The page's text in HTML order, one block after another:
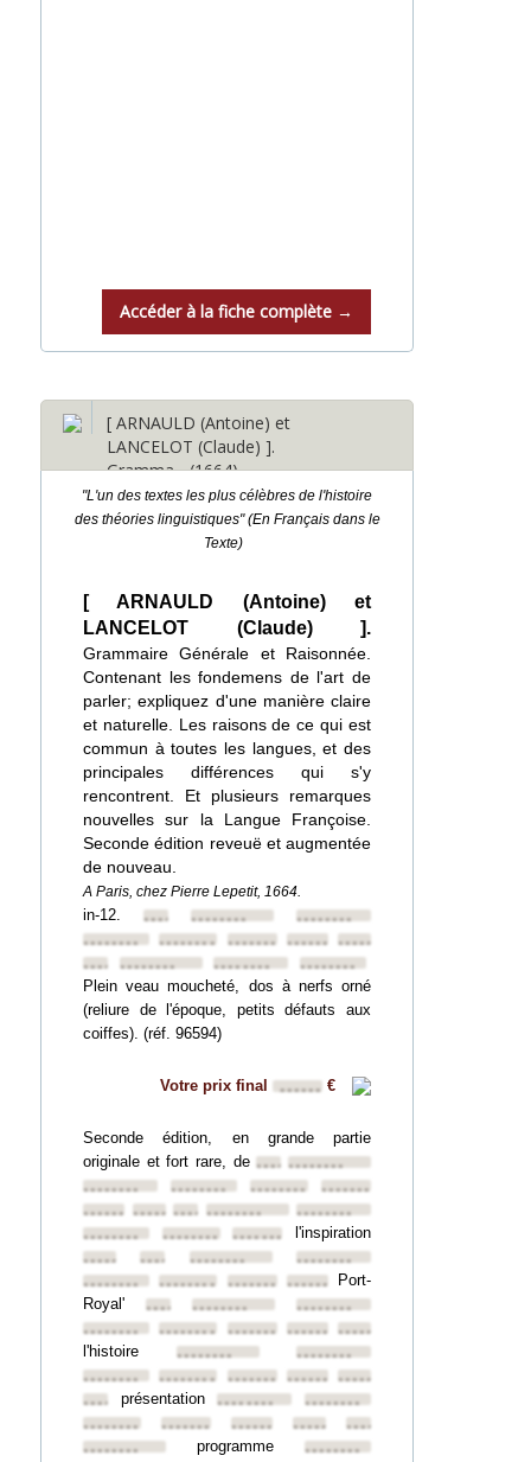
Accéder à la fiche complète →
[ ARNAULD (Antoine) et
LANCELOT (Claude) ].
Gramma... (1664)
"L'un des textes les plus célèbres de l'histoire
des théories linguistiques" (En Français dans le
Texte)
[ ARNAULD (Antoine) et
LANCELOT (Claude) ].
Grammaire Générale et Raisonnée.
Contenant les fondemens de l'art de
parler; expliquez d'une manière claire
et naturelle. Les raisons de ce qui est
commun à toutes les langues, et des
principales différences qui s'y
rencontrent. Et plusieurs remarques
nouvelles sur la Langue Françoise.
Seconde édition reveuë et augmentée
de nouveau.
A Paris, chez Pierre Lepetit, 1664.
in-12. ••••••••••••••••
••••••••
••••••••
•••••••• •••••••• ••••••••••••••••
•••••••••••••••• ••••••••
••••••••
Plein veau moucheté, dos à nerfs orné
(reliure de l'époque, petits défauts aux
coiffes). (réf. 96594)
Votre prix final •••••• €
Seconde édition, en grande partie
originale et fort rare, de••••••••••••••••
••••••••
•••••••• ••••••••
••••••••
••••••••••••••••••••••••••••••••
••••••••
••••••••
•••••••• •••••••• l'inspiration
••••••••••••••••••••••••
••••••••
••••••••
•••••••• •••••••• ••••••••Port-
Royal' ••••••••••••••••
••••••••
••••••••
•••••••• •••••••• ••••••••••••••••
l'histoire ••••••••
••••••••
••••••••
•••••••• •••••••• ••••••••••••••••
••••••••présentation••••••••
••••••••
••••••••
•••••••• •••••••• ••••••••••••••••
••••••••
programme ••••••••